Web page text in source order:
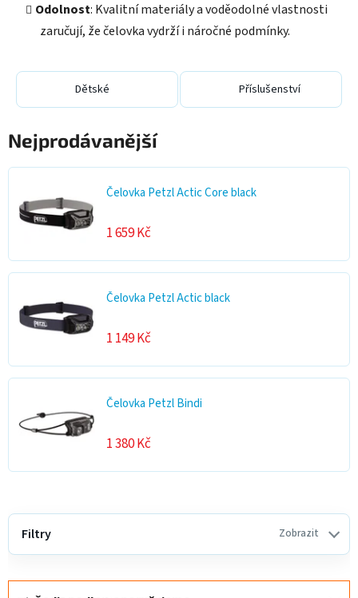
Odolnost: Kvalitní materiály a voděodolné vlastnosti
zaručují, že čelovka vydrží i náročné podmínky.
Dětské Příslušenství
Nejprodávanější
Čelovka Petzl Actic Core black
1 659 Kč
Čelovka Petzl Actic black
1 149 Kč
Čelovka Petzl Bindi
1 380 Kč
Filtry Zobrazit
V
p